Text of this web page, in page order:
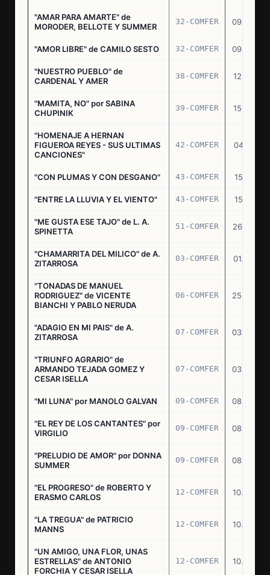
"AMAR PARA AMARTE" de
MORODER, BELLOTE Y SUMMER
32-COMFER 09.09.76
"AMOR LIBRE" de CAMILO SESTO 32-COMFER 09.09.76
"NUESTRO PUEBLO" de
CARDENAL Y AMER
38-COMFER 12.10.76
"MAMITA, NO" por SABINA
CHUPINIK
39-COMFER 15.10.76
"HOMENAJE A HERNAN
FIGUEROA REYES - SUS ULTIMAS
CANCIONES"
42-COMFER 04.11.76
"CON PLUMAS Y CON DESGANO" 43-COMFER 15.11.76
"ENTRE LA LLUVIA Y EL VIENTO" 43-COMFER 15.11.76
"ME GUSTA ESE TAJO" de L. A.
SPINETTA
51-COMFER 26.12.76
"CHAMARRITA DEL MILICO" de A.
ZITARROSA
03-COMFER 01.02.77
"TONADAS DE MANUEL
RODRIGUEZ" de VICENTE
BIANCHI Y PABLO NERUDA
06-COMFER 25.02.77
"ADAGIO EN MI PAIS" de A.
ZITARROSA
07-COMFER 03.03.77
"TRIUNFO AGRARIO" de
ARMANDO TEJADA GOMEZ Y
CESAR ISELLA
07-COMFER 03.03.77
"MI LUNA" por MANOLO GALVAN 09-COMFER 08.03.77
"EL REY DE LOS CANTANTES" por
VIRGILIO
09-COMFER 08.03.77
"PRELUDIO DE AMOR" por DONNA
SUMMER
09-COMFER 08.03.77
"EL PROGRESO" de ROBERTO Y
ERASMO CARLOS
12-COMFER 10.03.77
"LA TREGUA" de PATRICIO
MANNS
12-COMFER 10.03.77
"UN AMIGO, UNA FLOR, UNAS
ESTRELLAS" de ANTONIO
FORCHIA Y CESAR ISELLA
12-COMFER 10.03.77